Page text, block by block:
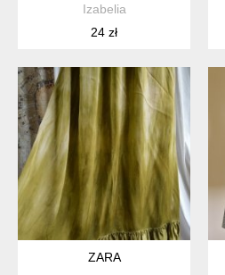
Izabelia
24 zł
ZARA